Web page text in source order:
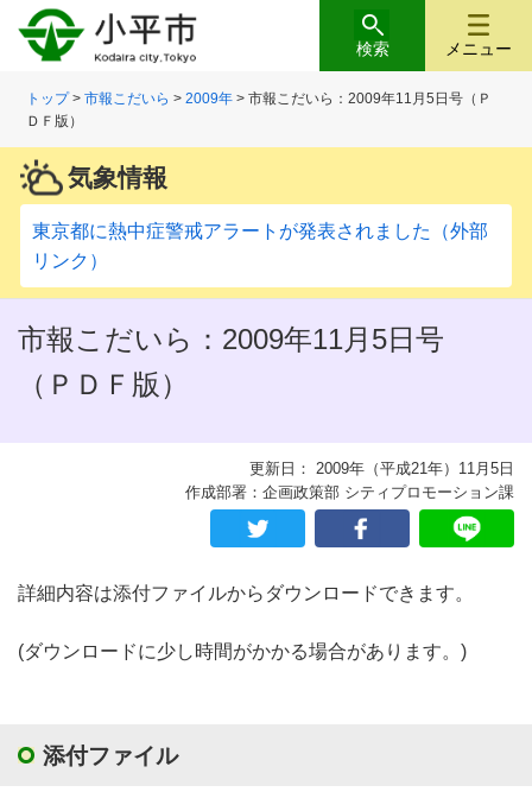
メニュー
検索
トップ>市報こだいら >2009年 > 市報こだいら：2009年11月5日号（Ｐ
ＤＦ版）
気象情報
東京都に熱中症警戒アラートが発表されました（外部
リンク）
市報こだいら：2009年11月5日号
（ＰＤＦ版）
更新日： 2009年（平成21年）11月5日
作成部署：企画政策部 シティプロモーション課
詳細内容は添付ファイルからダウンロードできます。
(ダウンロードに少し時間がかかる場合があります。)
添付ファイル